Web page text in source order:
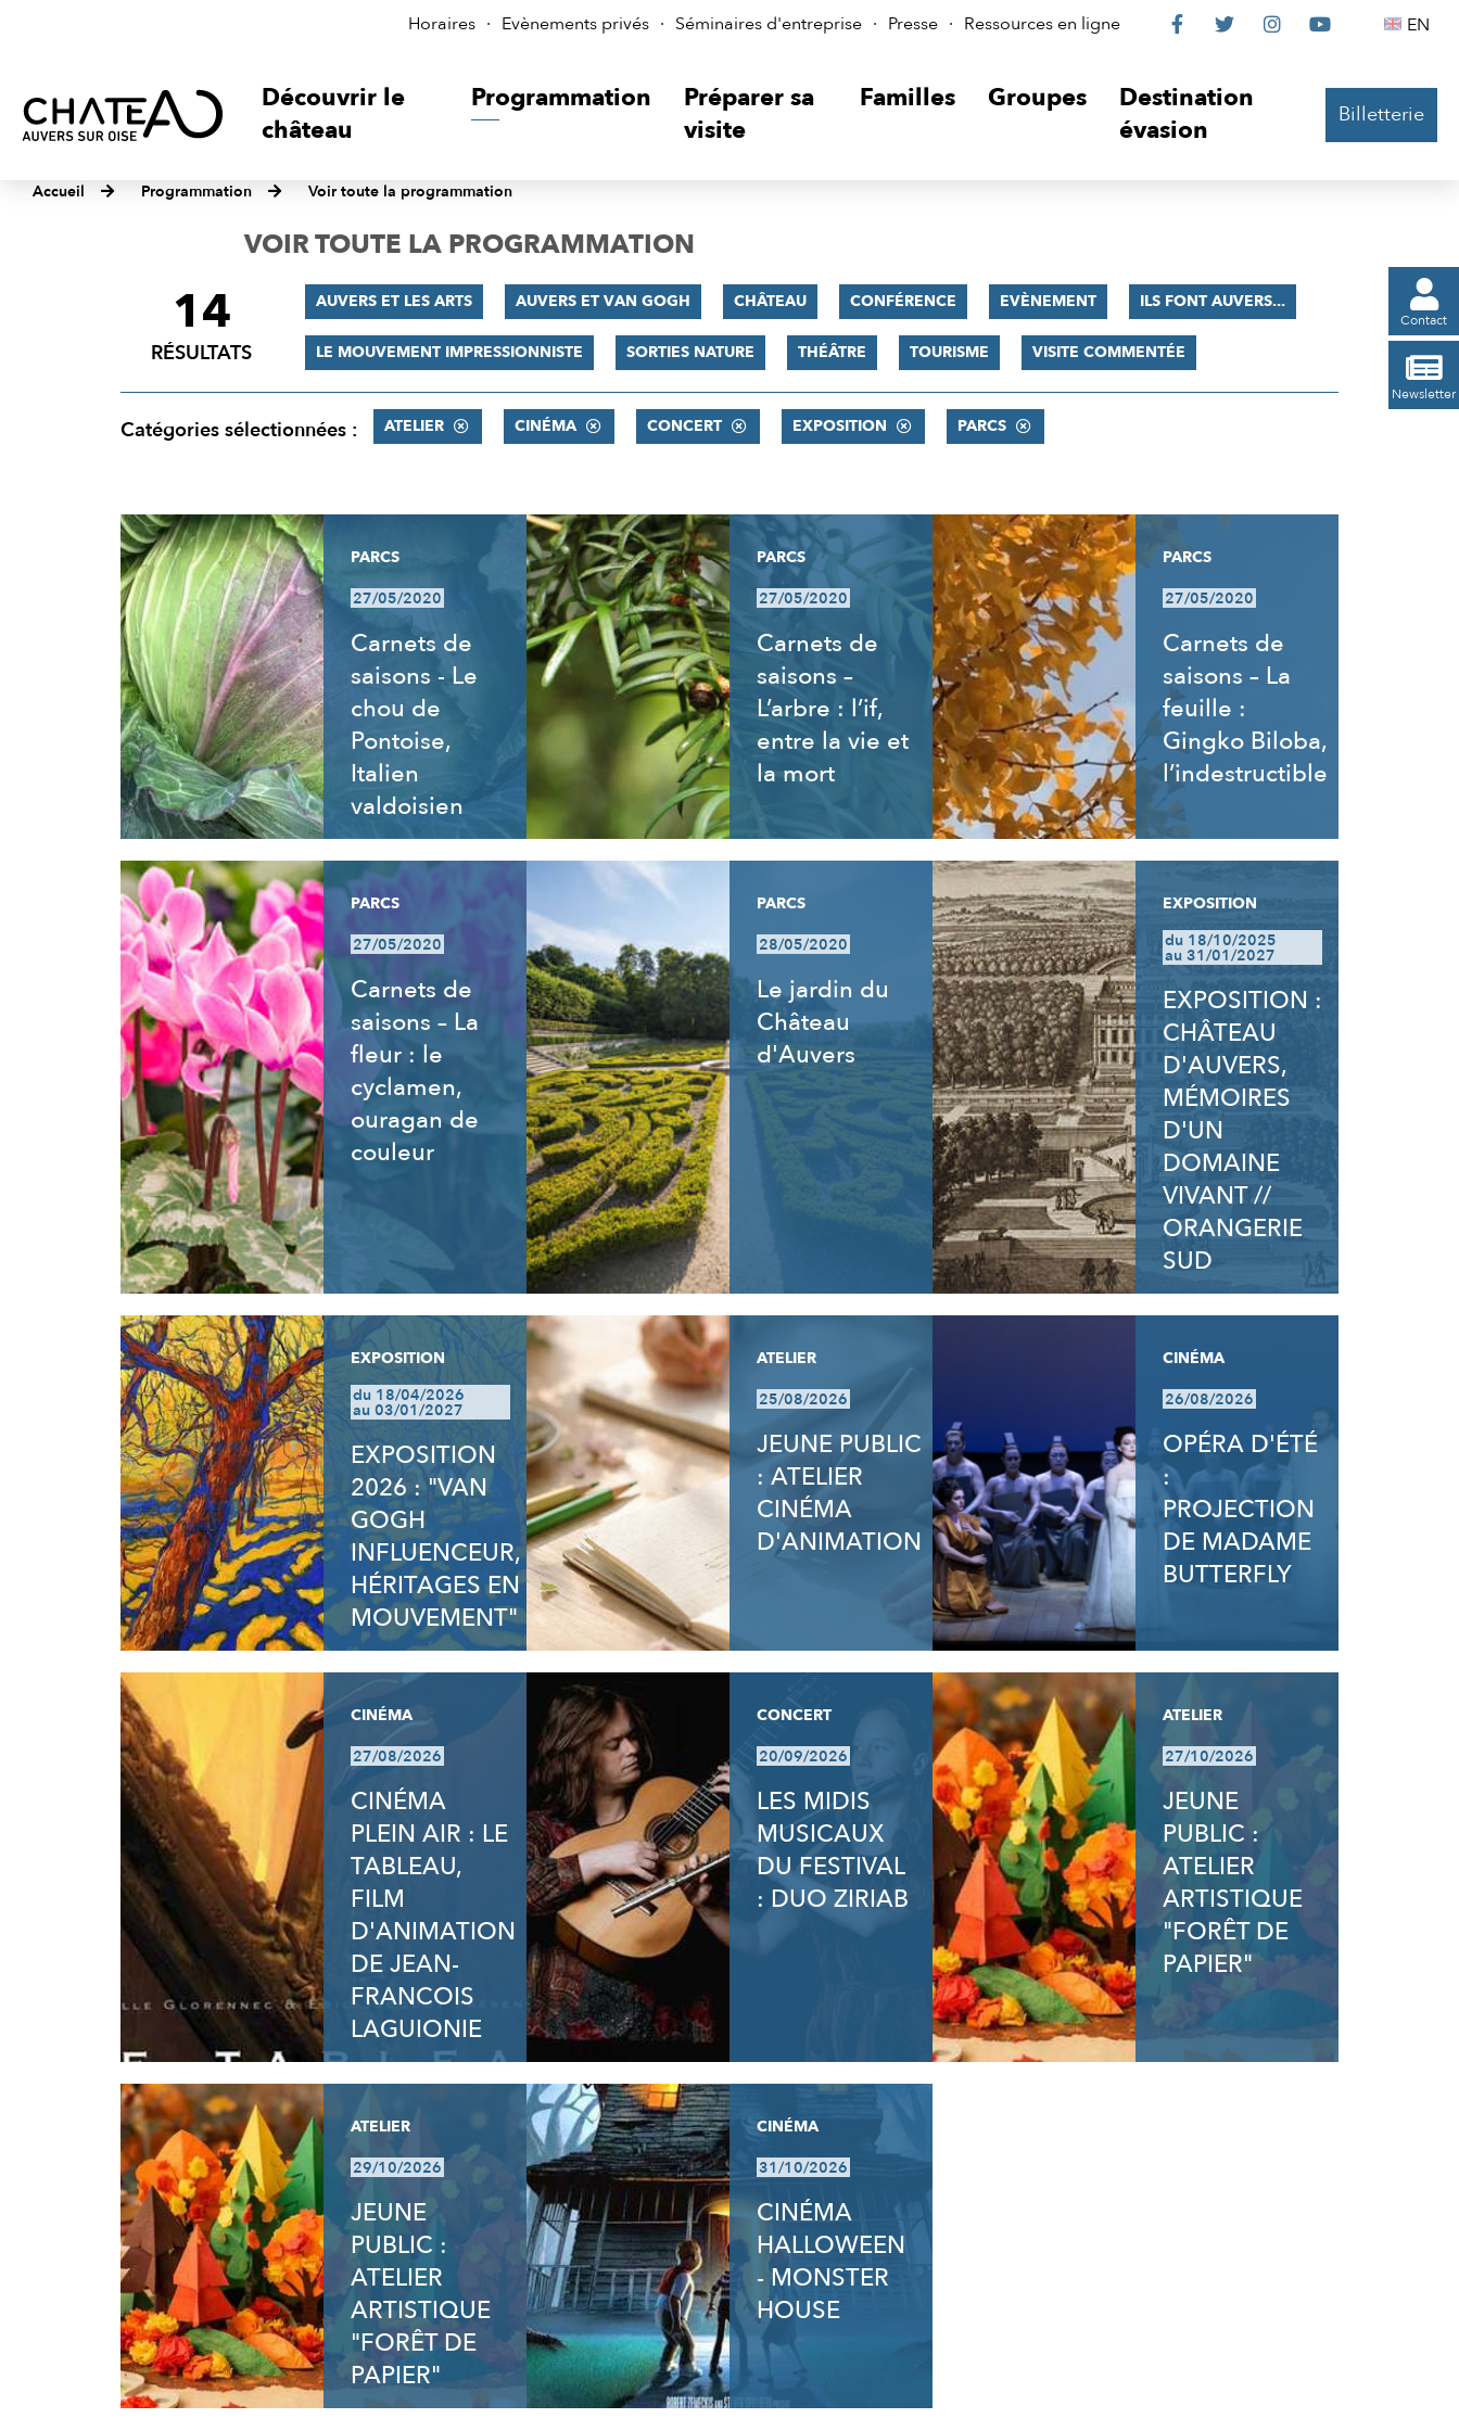
Horaires Evènements privés Séminaires d'entreprise Presse Ressources en ligne
Le
sur

Le

Le

Le
 EN
Découvrir le
château
Programmation
Préparer sa
visite
Familles Groupes
Destination
évasion
Billetterie
Accueil Programmation Voir toute la programmation

Contact

Newsletter
VOIR TOUTE LA PROGRAMMATION
FILTRER
RÉSULTATS
14
RÉSULTATS
AUVERS ET LES ARTS AUVERS ET VAN GOGH CHÂTEAU CONFÉRENCE EVÈNEMENT ILS FONT AUVERS...
LE MOUVEMENT IMPRESSIONNISTE SORTIES NATURE THÉÂTRE TOURISME VISITE COMMENTÉE
Catégories sélectionnées : ATELIER CINÉMA CONCERT EXPOSITION PARCS
RÉSULTATS
PARCS
27/05/2020
Carnets de
saisons - Le
chou de
Pontoise,
Italien
valdoisien
PARCS
27/05/2020
Carnets de
saisons –
L’arbre : l’if,
entre la vie et
la mort
PARCS
27/05/2020
Carnets de
saisons – La
feuille :
Gingko Biloba,
l’indestructible
PARCS
27/05/2020
Carnets de
saisons – La
fleur : le
cyclamen,
ouragan de
couleur
PARCS
28/05/2020
Le jardin du
Château
d'Auvers
EXPOSITION
du 18/10/2025
au 31/01/2027
EXPOSITION :
CHÂTEAU
D'AUVERS,
MÉMOIRES
D'UN
DOMAINE
VIVANT //
ORANGERIE
SUD
EXPOSITION
du 18/04/2026
au 03/01/2027
EXPOSITION
2026 : "VAN
GOGH
INFLUENCEUR,
HÉRITAGES EN
MOUVEMENT"
ATELIER
25/08/2026
JEUNE PUBLIC
: ATELIER
CINÉMA
D'ANIMATION
CINÉMA
26/08/2026
OPÉRA D'ÉTÉ
:
PROJECTION
DE MADAME
BUTTERFLY
CINÉMA
27/08/2026
CINÉMA
PLEIN AIR : LE
TABLEAU,
FILM
D'ANIMATION
DE JEAN-
FRANCOIS
LAGUIONIE
CONCERT
20/09/2026
LES MIDIS
MUSICAUX
DU FESTIVAL
: DUO ZIRIAB
ATELIER
27/10/2026
JEUNE
PUBLIC :
ATELIER
ARTISTIQUE
"FORÊT DE
PAPIER"
ATELIER
29/10/2026
JEUNE
PUBLIC :
ATELIER
ARTISTIQUE
"FORÊT DE
PAPIER"
CINÉMA
31/10/2026
CINÉMA
HALLOWEEN
- MONSTER
HOUSE